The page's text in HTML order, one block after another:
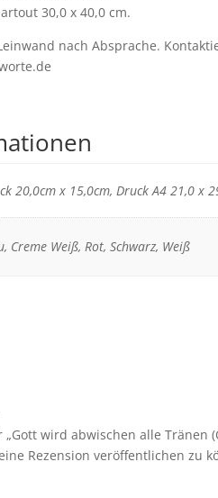
30,0 x 40,0 cm.
nach Absprache.
20,0cm x 15,0cm, Druck A4 21,0 x
Creme Weiß, Rot, Schwarz, Weiß
wird abwischen alle Tränen
Rezension veröffentlichen zu